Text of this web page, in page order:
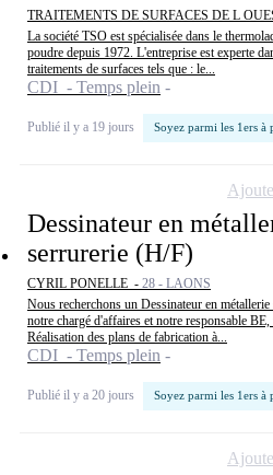
TRAITEMENTS DE SURFACES DE L
La société TSO est spécialisée dans le
poudre depuis 1972. L'entreprise est experte
traitements de surfaces tels que : le...
CDI - Temps plein
Publié il y a 19 jours Soyez parmi les 1ers à
Dessinateur en
serrurerie (H/F)
CYRIL PONELLE - 28 - LAONS
Nous recherchons un Dessinateur en
notre chargé d'affaires et notre responsable
Réalisation des plans de fabrication à...
CDI - Temps plein
Publié il y a 20 jours Soyez parmi les 1ers à